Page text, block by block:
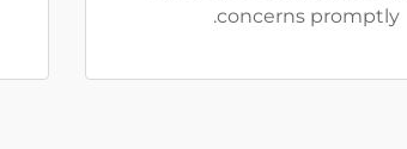
concerns promptly.